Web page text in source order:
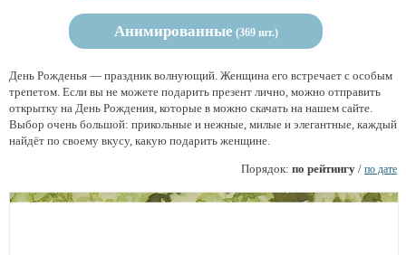
Анимированные (369 шт.)
День Рожденья — праздник волнующий. Женщина его встречает с особым
трепетом. Если вы не можете подарить презент лично, можно отправить
открытку на День Рождения, которые в можно скачать на нашем сайте.
Выбор очень большой: прикольные и нежные, милые и элегантные, каждый
найдёт по своему вкусу, какую подарить женщине.
Порядок: по рейтингу / по дате